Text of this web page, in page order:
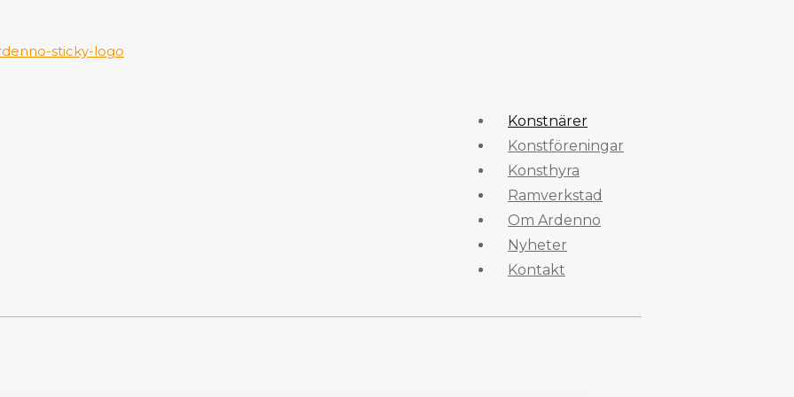
Konstnärer
Konstföreningar
Konsthyra
Ramverkstad
Om Ardenno
Nyheter
Kontakt